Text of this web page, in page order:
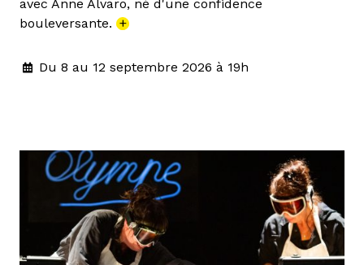
avec Anne Alvaro, né d'une confidence
bouleversante. +
Du 8 au 12 septembre 2026 à 19h